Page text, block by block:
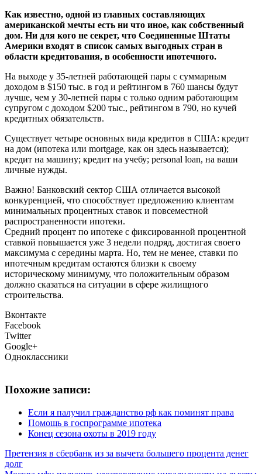
Как известно, одной из главных составляющих
американской мечты есть ни что иное, как собственный
дом. Ни для кого не секрет, что Соединенные Штаты
Америки входят в список самых выгодных стран в
области кредитования, в особенности ипотечного.
На выходе у 35-летней работающей пары с суммарным
доходом в $150 тыс. в год и рейтингом в 760 шансы будут
лучше, чем у 30-летней пары с только одним работающим
супругом с доходом $200 тыс., рейтингом в 790, но кучей
кредитных обязательств.
Существует четыре основных вида кредитов в США: кредит
на дом (ипотека или mortgage, как он здесь называется);
кредит на машину; кредит на учебу; personal loan, на ваши
личные нужды.
Важно! Банковский сектор США отличается высокой
конкуренцией, что способствует предложению клиентам
минимальных процентных ставок и повсеместной
распространенности ипотеки.
Средний процент по ипотеке с фиксированной процентной
ставкой повышается уже 3 недели подряд, достигая своего
максимума с середины марта. Но, тем не менее, ставки по
ипотечным кредитам остаются близки к своему
историческому минимуму, что положительным образом
должно сказаться на ситуации в сфере жилищного
строительства.
Вконтакте
Facebook
Twitter
Google+
Одноклассники
Похожие записи:
Если я палучил гражданство рф как поминят права
Помощь в госпрограмме ипотека
Конец сезона охоты в 2019 году
Претензия в сбербанк из за вычета большего процента денег
долг